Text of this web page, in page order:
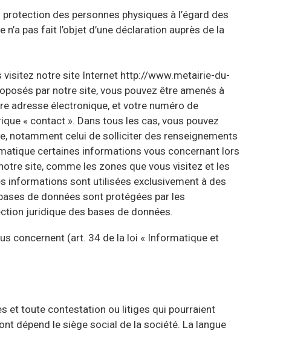
des personnes physiques à l’égard des
pas fait l’objet d’une déclaration auprès de la
visitez notre site Internet http://www.metairie-du-
par notre site, vous pouvez être amenés à
adresse électronique, et votre numéro de
« contact ». Dans tous les cas, vous pouvez
notamment celui de solliciter des renseignements
certaines informations vous concernant lors
site, comme les zones que vous visitez et les
informations sont utilisées exclusivement à des
de données sont protégées par les
juridique des bases de données.
concernent (art. 34 de la loi « Informatique et
et toute contestation ou litiges qui pourraient
dépend le siège social de la société. La langue